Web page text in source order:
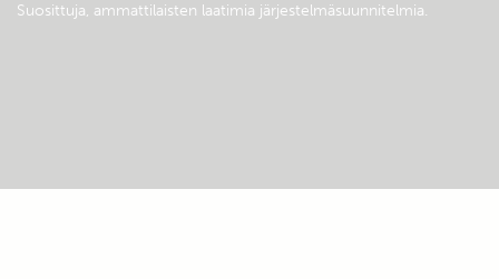
Suosittuja, ammattilaisten laatimia järjestelmäsuunnitelmia.